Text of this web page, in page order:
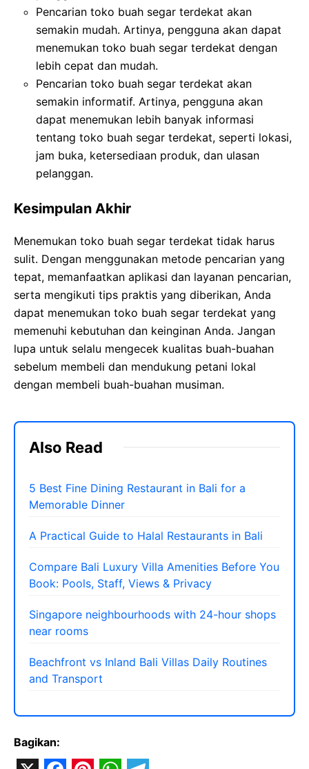
Pencarian toko buah segar terdekat akan
semakin mudah. Artinya, pengguna akan dapat
menemukan toko buah segar terdekat dengan
lebih cepat dan mudah.
Pencarian toko buah segar terdekat akan
semakin informatif. Artinya, pengguna akan
dapat menemukan lebih banyak informasi
tentang toko buah segar terdekat, seperti lokasi,
jam buka, ketersediaan produk, dan ulasan
pelanggan.
Kesimpulan Akhir
Menemukan toko buah segar terdekat tidak harus
sulit. Dengan menggunakan metode pencarian yang
tepat, memanfaatkan aplikasi dan layanan pencarian,
serta mengikuti tips praktis yang diberikan, Anda
dapat menemukan toko buah segar terdekat yang
memenuhi kebutuhan dan keinginan Anda. Jangan
lupa untuk selalu mengecek kualitas buah-buahan
sebelum membeli dan mendukung petani lokal
dengan membeli buah-buahan musiman.
Also Read
5 Best Fine Dining Restaurant in Bali for a
Memorable Dinner
A Practical Guide to Halal Restaurants in Bali
Compare Bali Luxury Villa Amenities Before You
Book: Pools, Staff, Views & Privacy
Singapore neighbourhoods with 24-hour shops
near rooms
Beachfront vs Inland Bali Villas Daily Routines
and Transport
Bagikan: